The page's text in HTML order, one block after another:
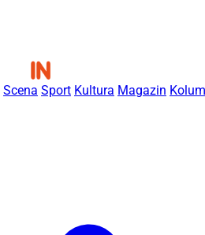
Scena Sport Kultura Magazin